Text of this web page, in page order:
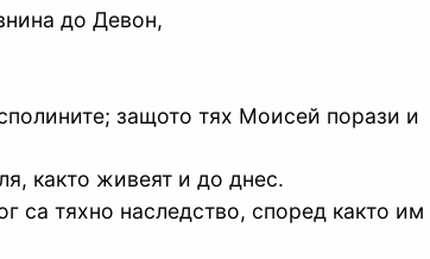
до Девон,
защото тях Моисей порази и
както живеят и до днес.
са тяхно наследство, според както им